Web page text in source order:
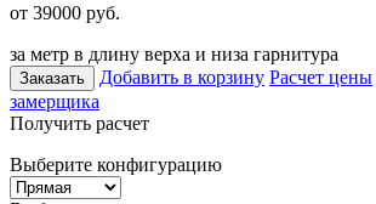
от 39000 руб.
за метр в длину верха и низа гарнитура
Заказать Добавить в корзину Расчет цены
замерщика
Получить расчет
Выберите конфигурацию